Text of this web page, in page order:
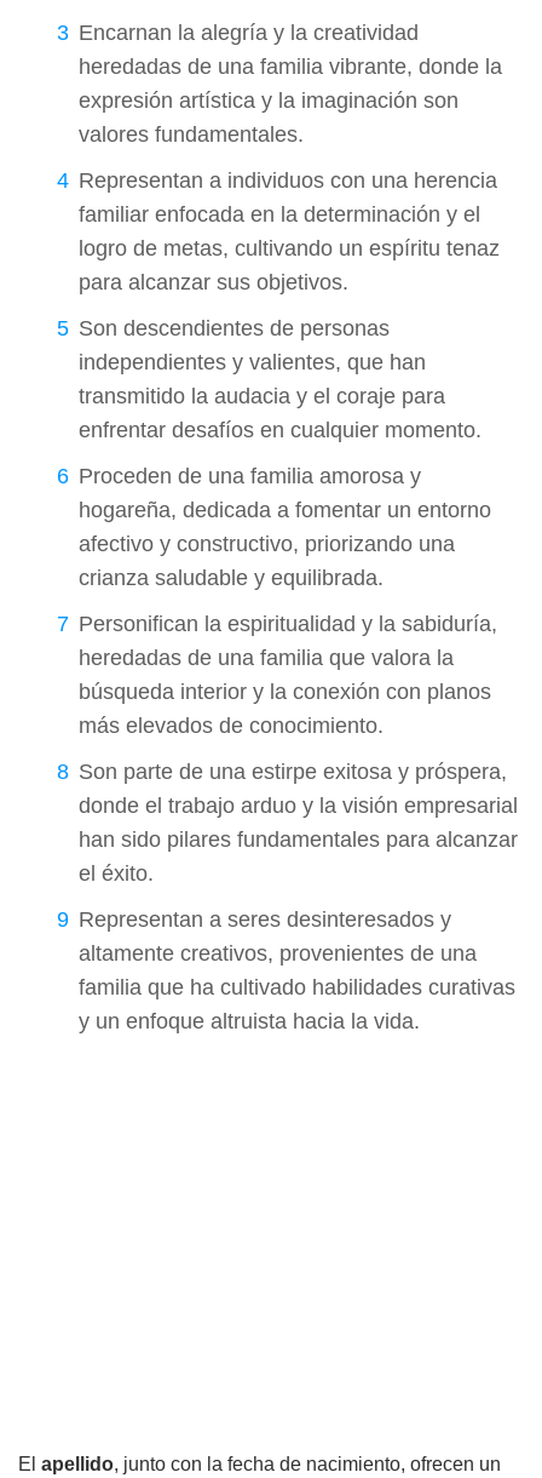
Encarnan la alegría y la creatividad
heredadas de una familia vibrante, donde la
expresión artística y la imaginación son
valores fundamentales.
Representan a individuos con una herencia
familiar enfocada en la determinación y el
logro de metas, cultivando un espíritu tenaz
para alcanzar sus objetivos.
Son descendientes de personas
independientes y valientes, que han
transmitido la audacia y el coraje para
enfrentar desafíos en cualquier momento.
Proceden de una familia amorosa y
hogareña, dedicada a fomentar un entorno
afectivo y constructivo, priorizando una
crianza saludable y equilibrada.
Personifican la espiritualidad y la sabiduría,
heredadas de una familia que valora la
búsqueda interior y la conexión con planos
más elevados de conocimiento.
Son parte de una estirpe exitosa y próspera,
donde el trabajo arduo y la visión empresarial
han sido pilares fundamentales para alcanzar
el éxito.
Representan a seres desinteresados y
altamente creativos, provenientes de una
familia que ha cultivado habilidades curativas
y un enfoque altruista hacia la vida.
El apellido, junto con la fecha de nacimiento, ofrecen un